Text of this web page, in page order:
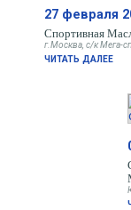
27 февраля
Спортивная
г.Москва, с/к Мега-
ЧИТАТЬ ДАЛЕЕ